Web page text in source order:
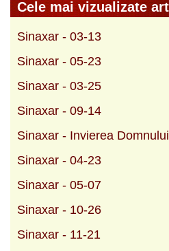
Cele mai vizualizate
Sinaxar - 03-13
Sinaxar - 05-23
Sinaxar - 03-25
Sinaxar - 09-14
Sinaxar - Invierea Domnului
Sinaxar - 04-23
Sinaxar - 05-07
Sinaxar - 10-26
Sinaxar - 11-21